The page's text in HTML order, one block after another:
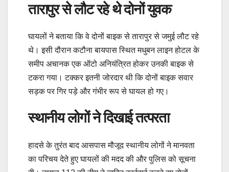
तारापुर से लौट रहे थे दोनों युवक
घायलों ने बताया कि वे दोनों बाइक से तारापुर से जमुई लौट रहे
थे। इसी दौरान कटौना बायपास स्थित मधुबन लाइन होटल के
समीप अचानक एक ऑटो अनियंत्रित होकर उनकी बाइक से
टकरा गया। टक्कर इतनी जोरदार थी कि दोनों बाइक सवार
सड़क पर गिर पड़े और गंभीर रूप से घायल हो गए।
स्थानीय लोगों ने दिखाई तत्परता
हादसे के तुरंत बाद आसपास मौजूद स्थानीय लोगों ने मानवता
का परिचय देते हुए घायलों की मदद की और पुलिस को सूचना